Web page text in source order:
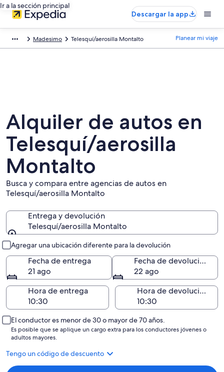
Ir a la sección principal
Descargar la app
Madesimo Telesquí/aerosilla Montalto Planear mi viaje
Alquiler de autos en
Telesquí/aerosilla
Montalto
Busca y compara entre agencias de autos en
Telesquí/aerosilla Montalto
Entrega y devolución
Telesquí/aerosilla Montalto
Agregar una ubicación diferente para la devolución
Fecha de entrega
21 ago
Fecha de devolución
22 ago
Hora de entrega
Hora de devolución
El conductor es menor de 30 o mayor de 70 años.
Es posible que se aplique un cargo extra para los conductores jóvenes o
adultos mayores.
Tengo un código de descuento